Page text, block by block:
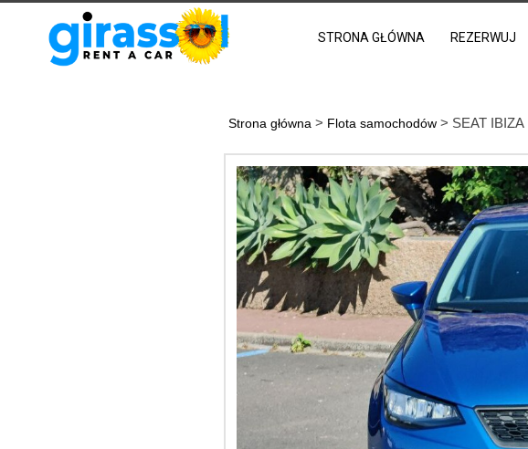
STRONA GŁÓWNA REZERWUJ
Strona główna > Flota samochodów > SEAT IBIZA